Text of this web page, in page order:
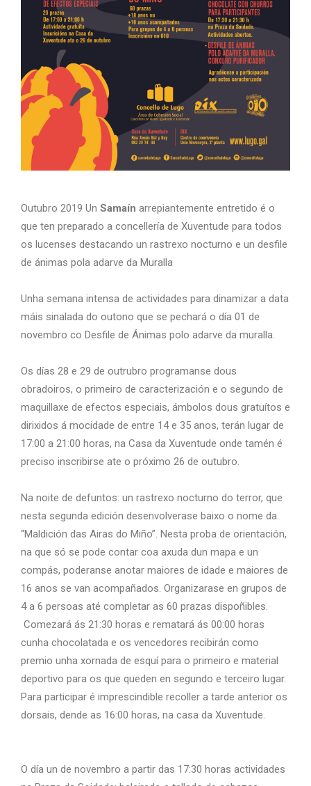
Outubro 2019 Un Samaín arrepiantemente entretido é o
que ten preparado a concellería de Xuventude para todos
os lucenses destacando un rastrexo nocturno e un desfile
de ánimas pola adarve da Muralla
Unha semana intensa de actividades para dinamizar a data
máis sinalada do outono que se pechará o día 01 de
novembro co Desfile de Ánimas polo adarve da muralla.
Os días 28 e 29 de outrubro programanse dous
obradoiros, o primeiro de caracterización e o segundo de
maquillaxe de efectos especiais, ámbolos dous gratuítos e
dirixidos á mocidade de entre 14 e 35 anos, terán lugar de
17:00 a 21:00 horas, na Casa da Xuventude onde tamén é
preciso inscribirse ate o próximo 26 de outubro.
Na noite de defuntos: un rastrexo nocturno do terror, que
nesta segunda edición desenvolverase baixo o nome da
“Maldición das Airas do Miño”. Nesta proba de orientación,
na que só se pode contar coa axuda dun mapa e un
compás, poderanse anotar maiores de idade e maiores de
16 anos se van acompañados. Organizarase en grupos de
4 a 6 persoas até completar as 60 prazas dispoñibles.
Comezará ás 21:30 horas e rematará ás 00:00 horas
cunha chocolatada e os vencedores recibirán como
premio unha xornada de esquí para o primeiro e material
deportivo para os que queden en segundo e terceiro lugar.
Para participar é imprescindible recoller a tarde anterior os
dorsais, dende as 16:00 horas, na casa da Xuventude.
O día un de novembro a partir das 17:30 horas actividades